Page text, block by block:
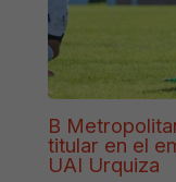
B
titular en el
UAI Urquiza